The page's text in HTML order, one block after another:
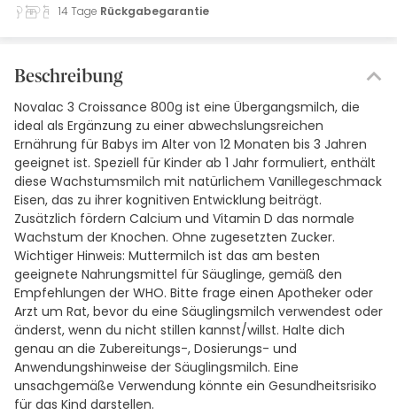
14 Tage Rückgabegarantie
Beschreibung
Novalac 3 Croissance 800g ist eine Übergangsmilch, die
ideal als Ergänzung zu einer abwechslungsreichen
Ernährung für Babys im Alter von 12 Monaten bis 3 Jahren
geeignet ist. Speziell für Kinder ab 1 Jahr formuliert, enthält
diese Wachstumsmilch mit natürlichem Vanillegeschmack
Eisen, das zu ihrer kognitiven Entwicklung beiträgt.
Zusätzlich fördern Calcium und Vitamin D das normale
Wachstum der Knochen. Ohne zugesetzten Zucker.
Wichtiger Hinweis: Muttermilch ist das am besten
geeignete Nahrungsmittel für Säuglinge, gemäß den
Empfehlungen der WHO. Bitte frage einen Apotheker oder
Arzt um Rat, bevor du eine Säuglingsmilch verwendest oder
änderst, wenn du nicht stillen kannst/willst. Halte dich
genau an die Zubereitungs-, Dosierungs- und
Anwendungshinweise der Säuglingsmilch. Eine
unsachgemäße Verwendung könnte ein Gesundheitsrisiko
für das Kind darstellen.